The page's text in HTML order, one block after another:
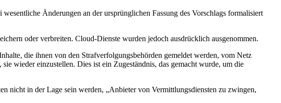
Änderungen an der ursprünglichen Fassung des Vorschlags formalisiert
oder verbreiten. Cloud-Dienste wurden jedoch ausdrücklich ausgenommen.
die ihnen von den Strafverfolgungsbehörden gemeldet werden, vom Netz
wieder einzustellen. Dies ist ein Zugeständnis, das gemacht wurde, um die
nicht in der Lage sein werden, „Anbieter von Vermittlungsdiensten zu zwingen,